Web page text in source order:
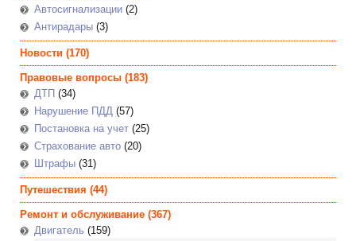
Автосигнализации (2)
Антирадары (3)
Новости (170)
Правовые вопросы (183)
ДТП (34)
Нарушение ПДД (57)
Постановка на учет (25)
Страхование авто (20)
Штрафы (31)
Путешествия (44)
Ремонт и обслуживание (367)
Двигатель (159)